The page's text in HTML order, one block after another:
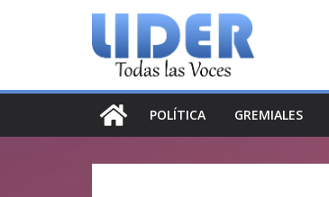
POLÍTICA GREMIALES